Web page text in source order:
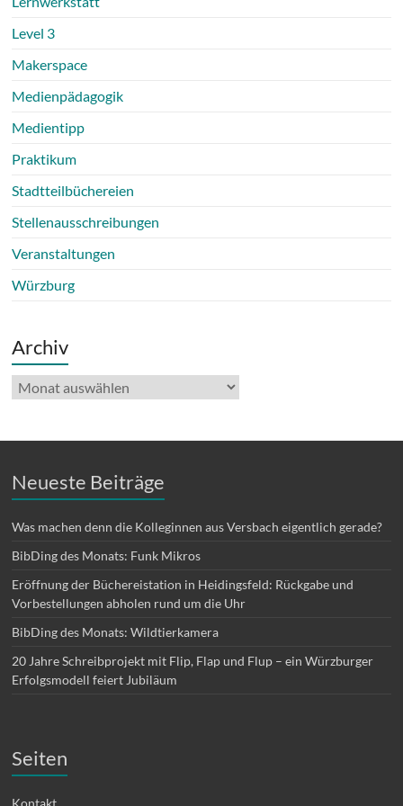
Level 3
Makerspace
Medienpädagogik
Medientipp
Praktikum
Stadtteilbüchereien
Stellenausschreibungen
Veranstaltungen
Würzburg
Archiv
Archiv
Neueste Beiträge
Was machen denn die Kolleginnen aus Versbach eigentlich gerade?
BibDing des Monats: Funk Mikros
Eröffnung der Büchereistation in Heidingsfeld: Rückgabe und
Vorbestellungen abholen rund um die Uhr
BibDing des Monats: Wildtierkamera
20 Jahre Schreibprojekt mit Flip, Flap und Flup – ein Würzburger
Erfolgsmodell feiert Jubiläum
Seiten
Kontakt